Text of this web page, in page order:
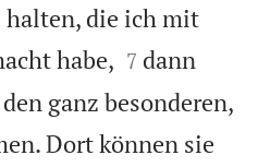
halten, die ich mit
habe, 

7 dann
ganz besonderen,
Dort können sie